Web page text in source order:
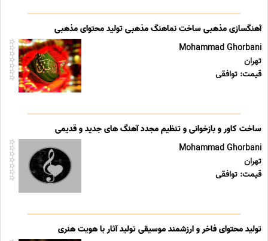
آهنگسازی مذهبی ساخت نماهنگ مذهبی تولید محتوای مذهبی
Mohammad Ghorbani
تهران
قیمت: توافقی
ساخت کاور و بازخوانی و تنظیم مجدد آهنگ های جدید و قدیمی
Mohammad Ghorbani
تهران
قیمت: توافقی
تولید محتوای فاخر و ارزشمند موسیقی تولید آثار با هویت هنری